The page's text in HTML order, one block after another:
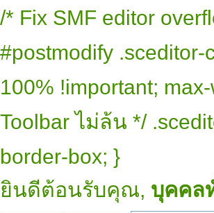
/* Fix SMF editor
#postmodify .sceditor-
100% !important;
Toolbar ไม่ล้น */
border-box; }
ยินดีต้อนรับคุณ, บุคคล